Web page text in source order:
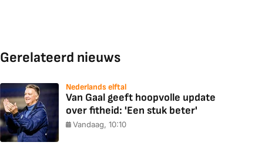
Gerelateerd nieuws
Nederlands elftal
Van Gaal geeft hoopvolle update
over fitheid: 'Een stuk beter'
Vandaag, 10:10